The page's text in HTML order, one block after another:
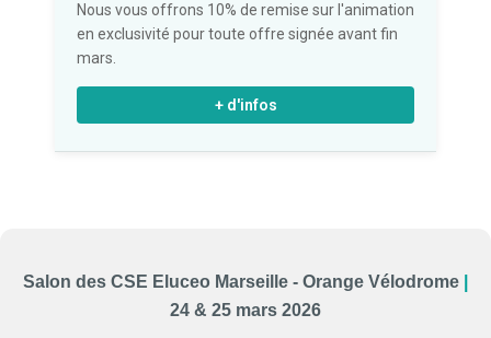
Nous vous offrons 10% de remise sur l'animation
en exclusivité pour toute offre signée avant fin
mars.
+ d'infos
Salon des CSE Eluceo Marseille - Orange Vélodrome
24 & 25 mars 2026